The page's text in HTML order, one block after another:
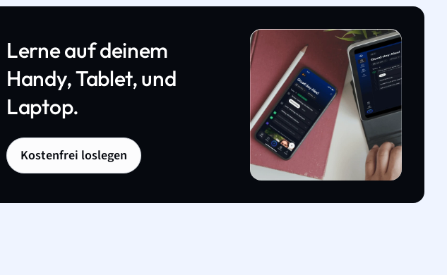
Lerne auf deinem
Handy, Tablet, und
Laptop.
Kostenfrei loslegen